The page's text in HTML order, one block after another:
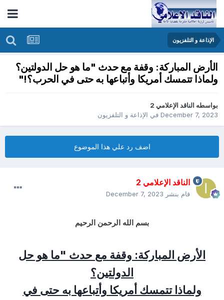
الإذاعة و التلفزيون
الأرض المباركة: وقفة مع حدث "ما هو حل الدولتين؟
ولماذا تتمسك أمريكا وأتباعها به حتى في الحرب؟!"
بواسطهالناقد الإعلامي 2
December 7, 2023في الإذاعة و التلفزيون
اضف رد علي هذا الموضوع
الناقد الإعلامي 2
قام بنشر December 7, 2023
بسم الله الرحمن الرحيم
الأرض المباركة: وقفة مع حدث "ما هو حل
الدولتين؟
ولماذا تتمسك أمريكا وأتباعها به حتى في